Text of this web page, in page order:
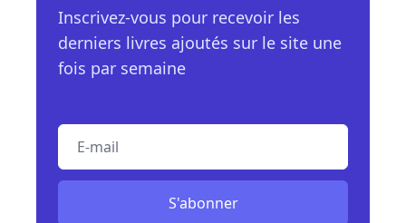
Inscrivez-vous pour recevoir les
derniers livres ajoutés sur le site une
fois par semaine
S'abonner